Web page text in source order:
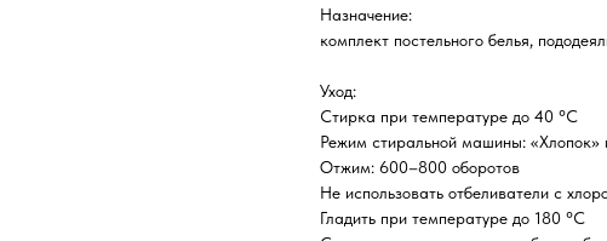
Назначение:
комплект постельного белья,
Уход:
Стирка при температуре до 40 °C
Режим стиральной машины: «Хлопок»
Отжим: 600–800 оборотов
Не использовать отбеливатели с
Гладить при температуре до 180 °C